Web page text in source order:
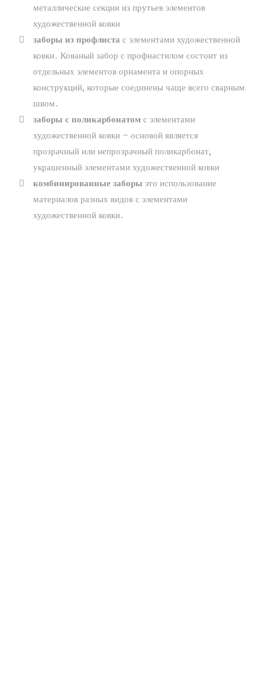
металлические секции из прутьев элементов
художественной ковки
заборы из профлиста с элементами художественной
ковки. Кованый забор с профнастилом состоит из
отдельных элементов орнамента и опорных
конструкций, которые соединены чаще всего сварным
швом.
заборы с поликарбонатомс элементами
художественной ковки – основой является
прозрачный или непрозрачный поликарбонат,
украшенный элементами художественной ковки
комбинированные заборы это использование
материалов разных видов с элементами
художественной ковки.